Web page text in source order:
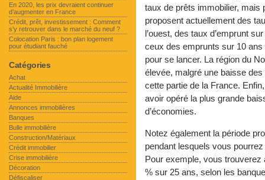
taux de prêts immobilier, mais
proposent actuellement des
l’ouest, des taux d’emprunt
ceux des emprunts sur 10
pour se lancer. La région du
élevée, malgré une baisse
cette partie de la France.
avoir opéré la plus grande
d’économies.
Notez également la période
pendant lesquels vous
Pour exemple, vous trouverez
% sur 25 ans, selon les
En 2020, les prix devraient continuer
d’augmenter en France
Crédit, prêt, investissement : Comment
s’y retrouver dans le marché du neuf ?
Colocation Paris : bon plan logement
pour étudiant fauché
Catégories
Achat
Actualité Immobilière
Aide
Annonces immobilières
Banques
Bulle immobilière
Construction/Matériaux
Crédit immobilier
Crise immobilière
Décoration
Défiscaliser